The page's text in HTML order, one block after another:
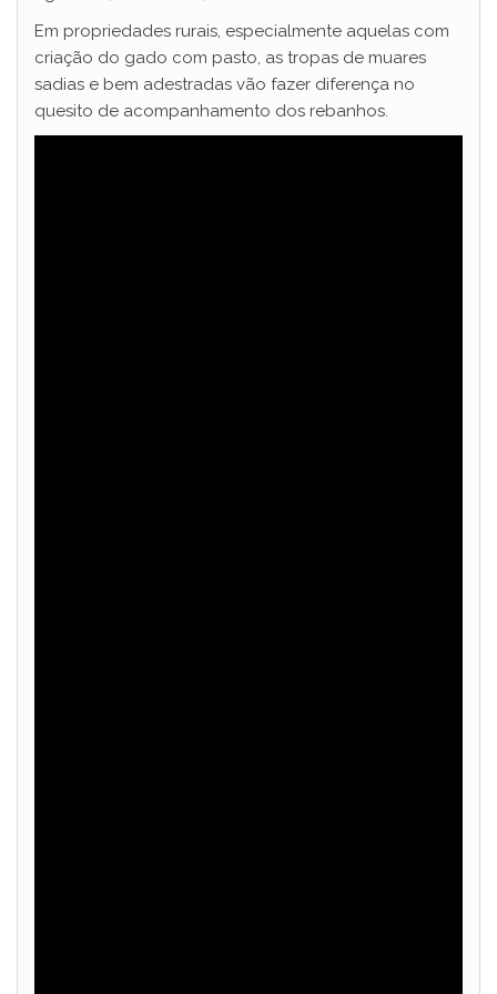
Em propriedades rurais, especialmente aquelas com
criação do gado com pasto, as tropas de muares
sadias e bem adestradas vão fazer diferença no
quesito de acompanhamento dos rebanhos.